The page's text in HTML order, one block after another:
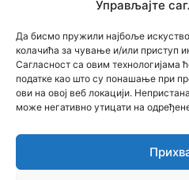
Управљајте
Да бисмо пружили најбоље
колачића за чување и/или приступ
Сагласност са овим технологијама
податке као што су понашање при
ови на овој веб локацији.
може негативно утицати на